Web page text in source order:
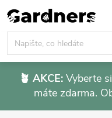
Přejít
na
obsah
🪴 AKCE: Vyberte
máte zdarma.